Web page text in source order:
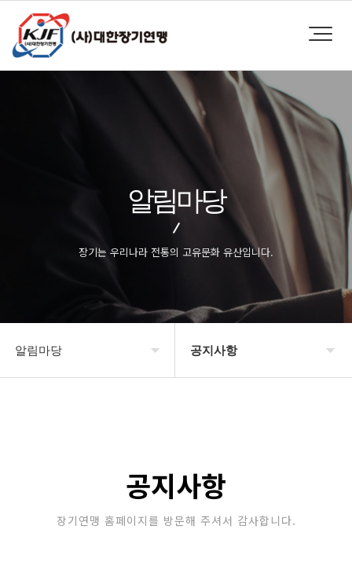
알림마당
장기는 우리나라 전통의 고유문화 유산입니다.
알림마당 공지사항
포토갤러리
공지사항
장기연맹 홈페이지를 방문해 주셔서 감사합니다.